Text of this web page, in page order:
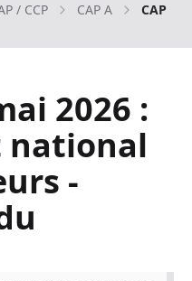
/ CCP CAP A CAP A
2026 :
national
-